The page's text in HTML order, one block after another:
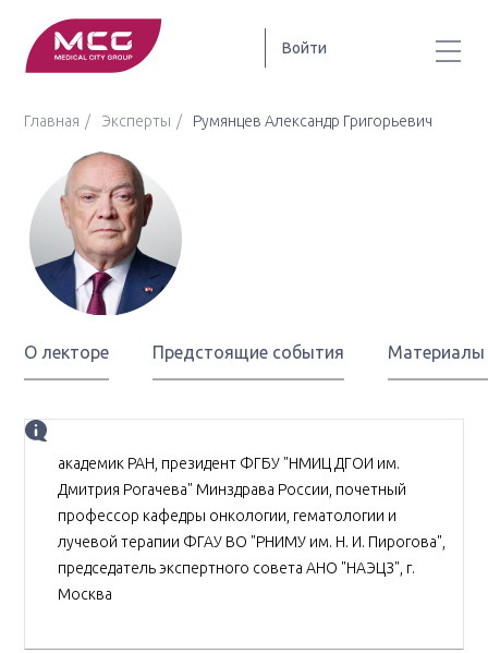
Войти
Главная Эксперты Румянцев Александр Григорьевич
О лекторе Предстоящие события Материалы
академик РАН, президент ФГБУ "НМИЦ ДГОИ им.
Дмитрия Рогачева" Минздрава России, почетный
профессор кафедры онкологии, гематологии и
лучевой терапии ФГАУ ВО "РНИМУ им. Н. И. Пирогова",
председатель экспертного совета АНО "НАЭЦЗ", г.
Москва